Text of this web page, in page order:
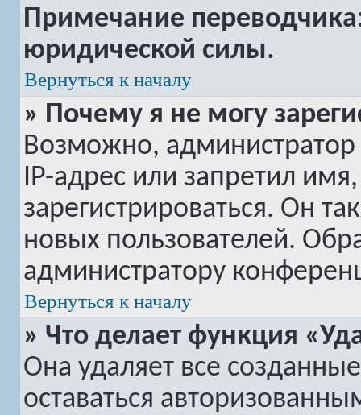
Примечание
юридической силы.
Вернуться к началу
» Почему я не могу
Возможно,
IP-адрес или запретил
зарегистрироваться. Он
новых пользователей.
администратору
Вернуться к началу
» Что делает функция
Она удаляет все
оставаться